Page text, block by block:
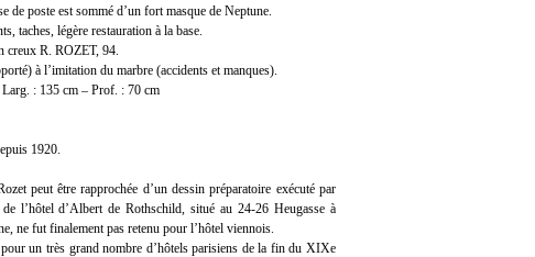
de poste est sommé d’un fort masque de Neptune.
taches, légère restauration à la base.
creux R. ROZET, 94.
à l’imitation du marbre (accidents et manques).
: 135 cm – Prof. : 70 cm
1920.
peut être rapprochée d’un dessin préparatoire exécuté par
l’hôtel d’Albert de Rothschild, situé au 24-26 Heugasse à
ne fut finalement pas retenu pour l’hôtel viennois.
un très grand nombre d’hôtels parisiens de la fin du XIXe